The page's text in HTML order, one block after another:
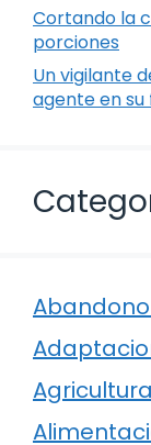
Cortando la
porciones
Un vigilante
agente en su